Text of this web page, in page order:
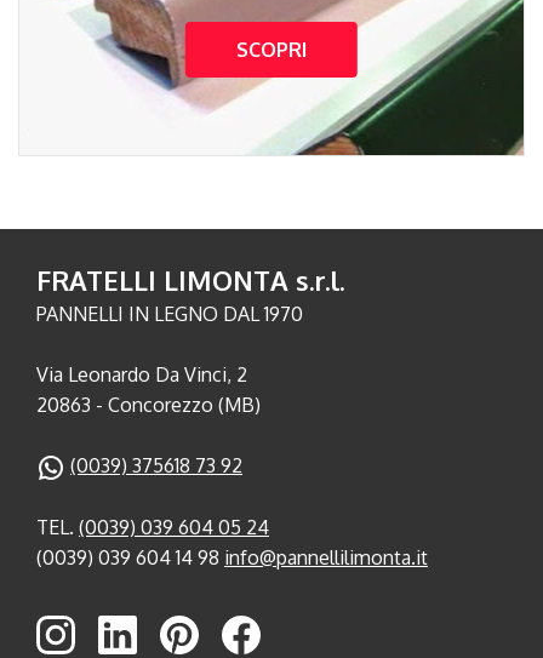
SCOPRI
FRATELLI LIMONTA s.r.l.
PANNELLI IN LEGNO DAL 1970
Via Leonardo Da Vinci, 2
20863 - Concorezzo (MB)
(0039) 375618 73 92
TEL. (0039) 039 604 05 24
(0039) 039 604 14 98 info@pannellilimonta.it